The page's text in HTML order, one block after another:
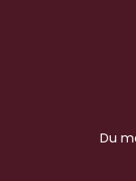
Du